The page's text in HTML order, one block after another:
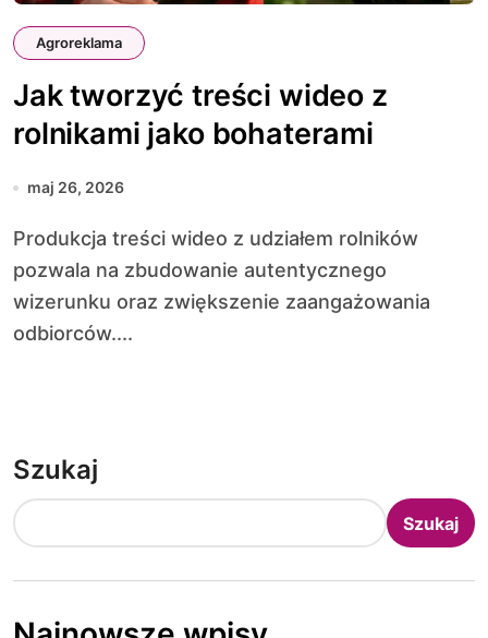
Agroreklama
Jak tworzyć treści wideo z
rolnikami jako bohaterami
maj 26, 2026
Produkcja treści wideo z udziałem rolników
pozwala na zbudowanie autentycznego
wizerunku oraz zwiększenie zaangażowania
odbiorców....
Szukaj
Szukaj